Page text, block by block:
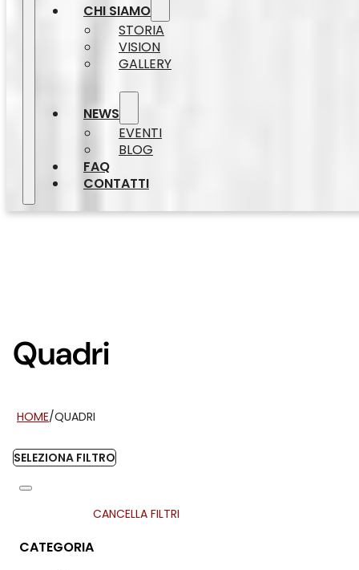
CHI SIAMO
STORIA
VISION
GALLERY
NEWS
EVENTI
BLOG
FAQ
CONTATTI
Quadri
HOME/QUADRI
SELEZIONA FILTRO
CANCELLA FILTRI
CATEGORIA